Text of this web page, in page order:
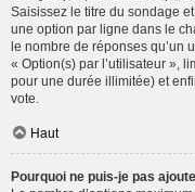
Saisissez le titre du sondage
une option par ligne dans le
le nombre de réponses qu’un
« Option(s) par l’utilisateur »,
pour une durée illimitée) et
vote.
Haut
Pourquoi ne puis-je pas